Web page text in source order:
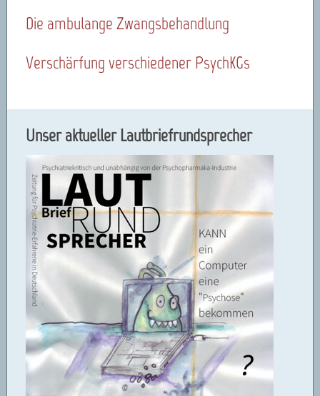
Die ambulange Zwangsbehandlung
Verschärfung verschiedener PsychKGs
Unser aktueller Lautbriefrundsprecher